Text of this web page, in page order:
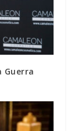
Guerra